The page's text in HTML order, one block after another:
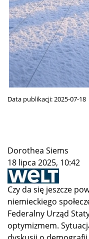
Data publikacji:2025-07-18
Dorothea Siems
18 lipca 2025, 10:42
Czy da się jeszcze
niemieckiego
Federalny Urząd
optymizmem.